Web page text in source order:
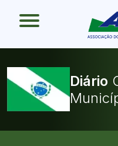
Diário
Como funciona
Benefícios
Legislação
O Que Pode Ser
Faça sua Adesão